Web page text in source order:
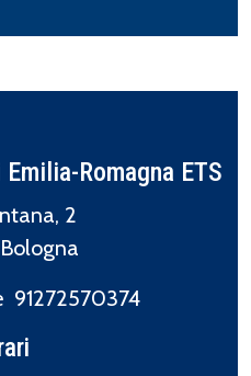
Romagna ETS
2
91272570374